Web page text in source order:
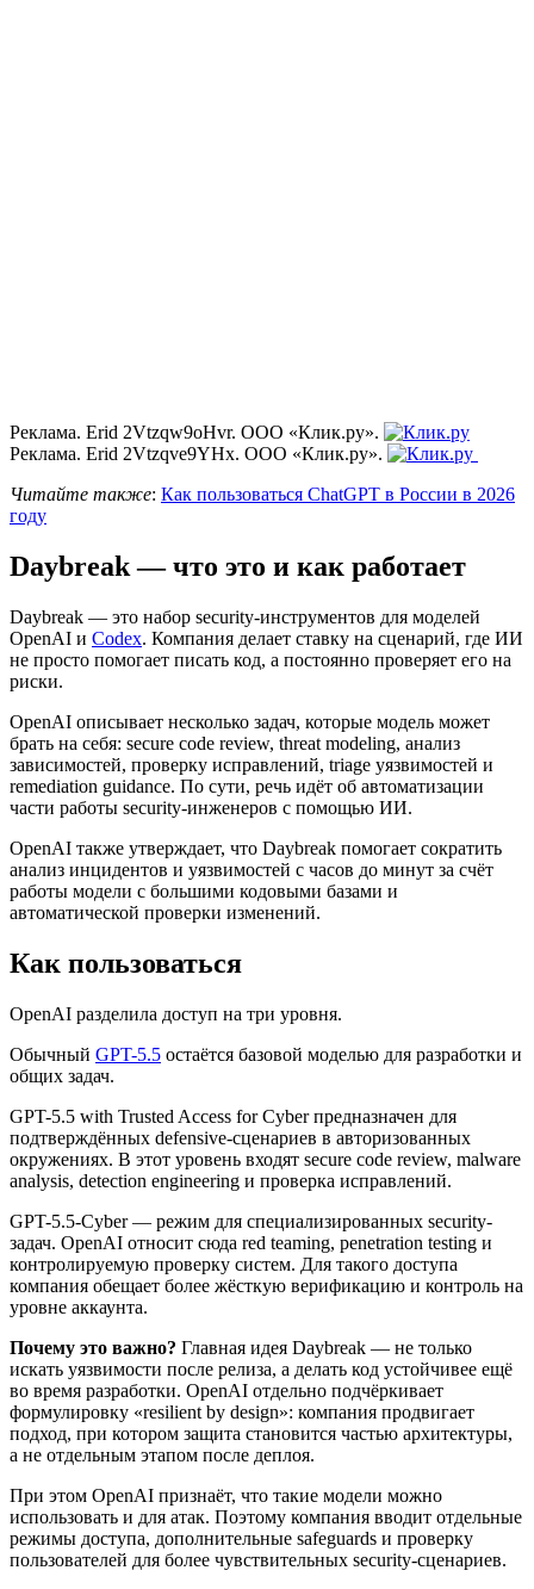
Реклама. Erid 2Vtzqw9oHvr. ООО «Клик.ру».
Реклама. Erid 2Vtzqve9YHx. ООО «Клик.ру».
Читайте также: Как пользоваться ChatGPT в России в 2026
году
Daybreak — что это и как работает
Daybreak — это набор security-инструментов для моделей
OpenAI и Codex. Компания делает ставку на сценарий, где ИИ
не просто помогает писать код, а постоянно проверяет его на
риски.
OpenAI описывает несколько задач, которые модель может
брать на себя: secure code review, threat modeling, анализ
зависимостей, проверку исправлений, triage уязвимостей и
remediation guidance. По сути, речь идёт об автоматизации
части работы security-инженеров с помощью ИИ.
OpenAI также утверждает, что Daybreak помогает сократить
анализ инцидентов и уязвимостей с часов до минут за счёт
работы модели с большими кодовыми базами и
автоматической проверки изменений.
Как пользоваться
OpenAI разделила доступ на три уровня.
Обычный GPT-5.5 остаётся базовой моделью для разработки и
общих задач.
GPT-5.5 with Trusted Access for Cyber предназначен для
подтверждённых defensive-сценариев в авторизованных
окружениях. В этот уровень входят secure code review, malware
analysis, detection engineering и проверка исправлений.
GPT-5.5-Cyber — режим для специализированных security-
задач. OpenAI относит сюда red teaming, penetration testing и
контролируемую проверку систем. Для такого доступа
компания обещает более жёсткую верификацию и контроль на
уровне аккаунта.
Почему это важно? Главная идея Daybreak — не только
искать уязвимости после релиза, а делать код устойчивее ещё
во время разработки. OpenAI отдельно подчёркивает
формулировку «resilient by design»: компания продвигает
подход, при котором защита становится частью архитектуры,
а не отдельным этапом после деплоя.
При этом OpenAI признаёт, что такие модели можно
использовать и для атак. Поэтому компания вводит отдельные
режимы доступа, дополнительные safeguards и проверку
пользователей для более чувствительных security-сценариев.